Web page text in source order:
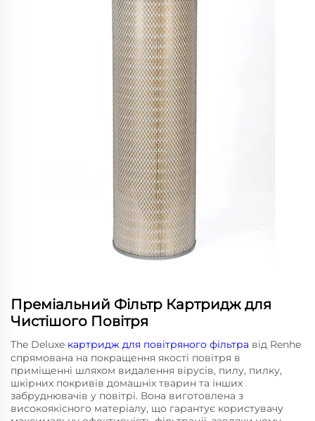
Преміальний Фільтр Картридж для
Чистішого Повітря
The Deluxe картридж для повітряного фільтра від Renhe
спрямована на покращення якості повітря в
приміщенні шляхом видалення вірусів, пилу, пилку,
шкірних покривів домашніх тварин та інших
забруднювачів у повітрі. Вона виготовлена з
високоякісного матеріалу, що гарантує користувачу